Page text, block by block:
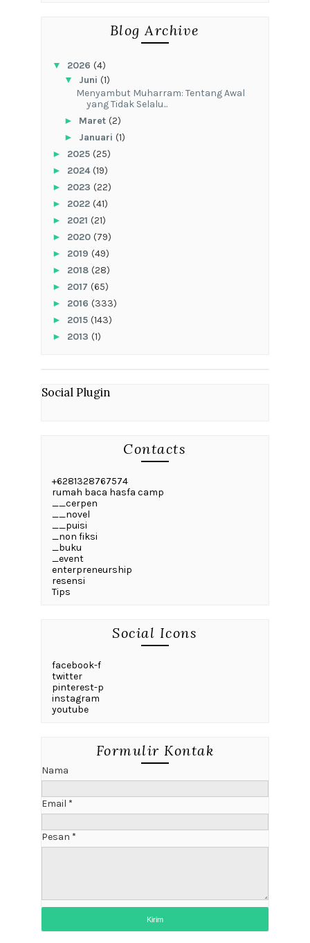
Blog Archive
▼ 2026 (4)
▼ Juni (1)
Menyambut Muharram: Tentang Awal
yang Tidak Selalu...
► Maret (2)
► Januari (1)
► 2025 (25)
► 2024(19)
► 2023 (22)
► 2022 (41)
► 2021 (21)
► 2020 (79)
► 2019 (49)
► 2018 (28)
► 2017 (65)
► 2016 (333)
► 2015 (143)
► 2013 (1)
Social Plugin
Contacts
+6281328767574
rumah baca hasfa camp
__cerpen
__novel
__puisi
_non fiksi
_buku
_event
enterpreneurship
resensi
Tips
Social Icons
facebook-f
twitter
pinterest-p
instagram
youtube
Formulir Kontak
Nama
Email *
Pesan *